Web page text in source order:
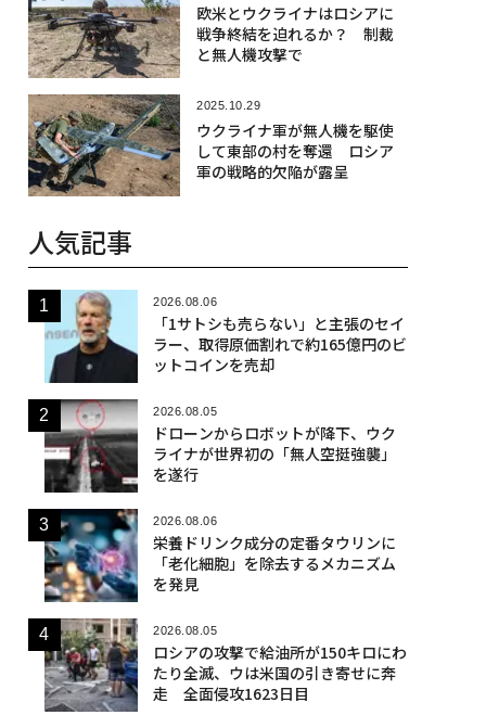
欧米とウクライナはロシアに
戦争終結を迫れるか？ 制裁
と無人機攻撃で
2025.10.29
ウクライナ軍が無人機を駆使
して東部の村を奪還 ロシア
軍の戦略的欠陥が露呈
人気記事
2026.08.06
「1サトシも売らない」と主張のセイ
ラー、取得原価割れで約165億円のビ
ットコインを売却
2026.08.05
ドローンからロボットが降下、ウク
ライナが世界初の「無人空挺強襲」
を遂行
2026.08.06
栄養ドリンク成分の定番タウリンに
「老化細胞」を除去するメカニズム
を発見
2026.08.05
ロシアの攻撃で給油所が150キロにわ
たり全滅、ウは米国の引き寄せに奔
走 全面侵攻1623日目